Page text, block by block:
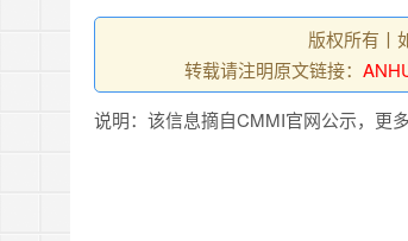
版权所有丨
转载请注明原文链接：
说明：该信息摘自CMMI官网公示，更